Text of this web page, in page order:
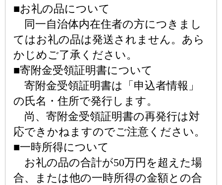
■お礼の品について
同一自治体内在住者の方につきまし
てはお礼の品は発送されません。あら
かじめご了承ください。
■寄附金受領証明書について
寄附金受領証明書は「申込者情報」
の氏名・住所で発行します。
尚、寄附金受領証明書の再発行は対
応できかねますのでご注意ください。
■一時所得について
お礼の品の合計が50万円を超えた場
合、または他の一時所得の金額との合